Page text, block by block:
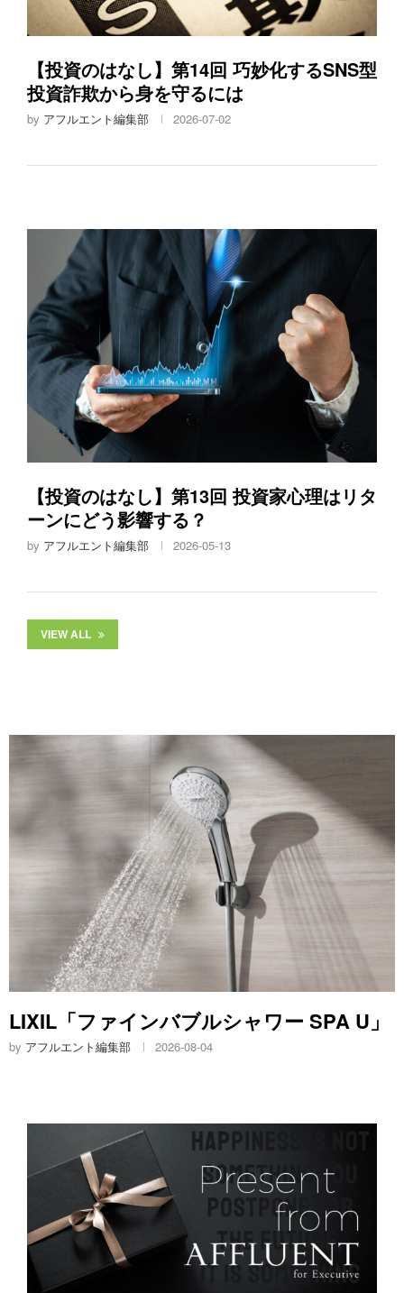
【投資のはなし】第14回 巧妙化するSNS型
投資詐欺から身を守るには
by アフルエント編集部 2026-07-02
【投資のはなし】第13回 投資家心理はリタ
ーンにどう影響する？
by アフルエント編集部 2026-05-13
VIEW ALL
Sonnenglas® 「ライトカラフェC2
+SOMOセット」